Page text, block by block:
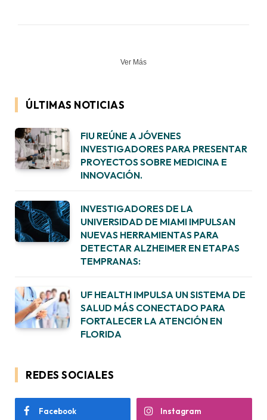
Ver Más
ÚLTIMAS NOTICIAS
FIU REÚNE A JÓVENES
INVESTIGADORES PARA PRESENTAR
PROYECTOS SOBRE MEDICINA E
INNOVACIÓN.
INVESTIGADORES DE LA
UNIVERSIDAD DE MIAMI IMPULSAN
NUEVAS HERRAMIENTAS PARA
DETECTAR ALZHEIMER EN ETAPAS
TEMPRANAS:
UF HEALTH IMPULSA UN SISTEMA DE
SALUD MÁS CONECTADO PARA
FORTALECER LA ATENCIÓN EN
FLORIDA
REDES SOCIALES
Facebook Instagram